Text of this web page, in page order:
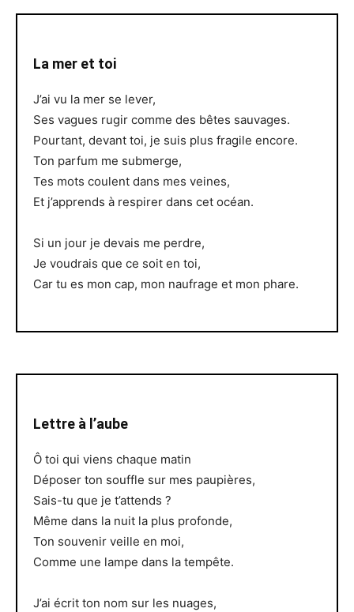
La mer et toi
J’ai vu la mer se lever,
Ses vagues rugir comme des bêtes sauvages.
Pourtant, devant toi, je suis plus fragile encore.
Ton parfum me submerge,
Tes mots coulent dans mes veines,
Et j’apprends à respirer dans cet océan.
Si un jour je devais me perdre,
Je voudrais que ce soit en toi,
Car tu es mon cap, mon naufrage et mon phare.
Lettre à l’aube
Ô toi qui viens chaque matin
Déposer ton souffle sur mes paupières,
Sais-tu que je t’attends ?
Même dans la nuit la plus profonde,
Ton souvenir veille en moi,
Comme une lampe dans la tempête.
J’ai écrit ton nom sur les nuages,